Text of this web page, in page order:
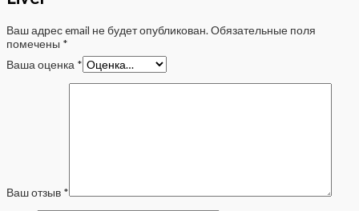
Ваш адрес email не будет опубликован. Обязательные поля
помечены *
Ваша оценка *
Ваш отзыв *